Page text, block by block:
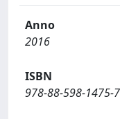
Anno
2016
ISBN
978-88-598-1475-7